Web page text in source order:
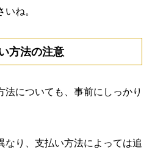
ね。
方法の注意
法についても、事前にしっかり
なり、支払い方法によっては追